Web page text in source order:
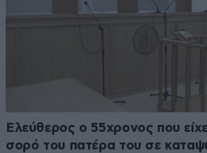
Ελεύθερος ο 55χρονος που
σορό του πατέρα του σε